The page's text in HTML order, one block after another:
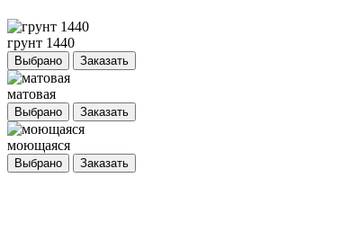
грунт 1440
Выбрано Заказать
матовая
Выбрано Заказать
моющаяся
Выбрано Заказать